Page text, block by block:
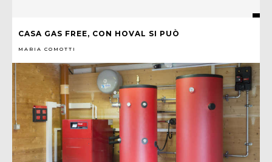
CASA GAS FREE, CON HOVAL SI PUÒ
MARIA COMOTTI